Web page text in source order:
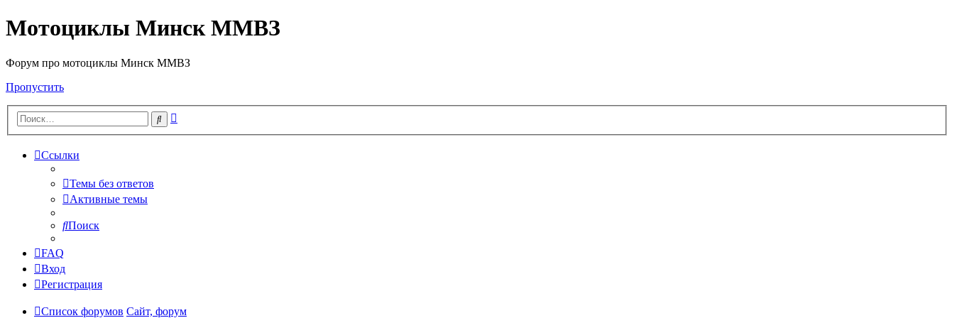
Мотоциклы Минск ММВЗ
Форум про мотоциклы Минск ММВЗ
Пропустить
Поиск
Ссылки
Темы без ответов
Активные темы
Поиск
FAQ
Вход
Регистрация
Список форумов Сайт, форум